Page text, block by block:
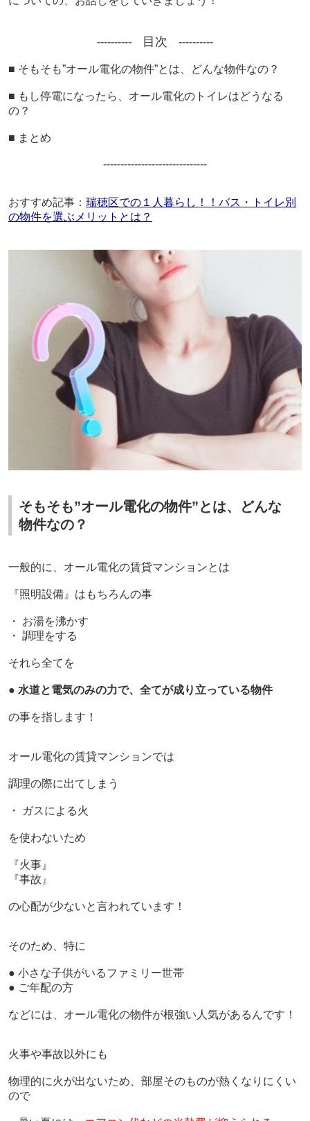
---------- 目次 ----------
■ そもそも”オール電化の物件”とは、どんな物件なの？
■ もし停電になったら、オール電化のトイレはどうなる
の？
■ まとめ
------------------------------
おすすめ記事： 瑞穂区での１人暮らし！！バス・トイレ別
の物件を選ぶメリットとは？
そもそも”オール電化の物件”とは、どんな
物件なの？
一般的に、オール電化の賃貸マンションとは
『照明設備』はもちろんの事
・ お湯を沸かす
・ 調理をする
それら全てを
● 水道と電気のみの力で、全てが成り立っている物件
の事を指します！
オール電化の賃貸マンションでは
調理の際に出てしまう
・ ガスによる火
を使わないため
『火事』
『事故』
の心配が少ないと言われています！
そのため、 特に
● 小さな子供がいるファミリー世帯
● ご年配の方
などには、オール電化の物件が根強い人気があるんです！
火事や事故以外にも
物理的に火が出ないため、部屋そのものが熱くなりにくい
ので